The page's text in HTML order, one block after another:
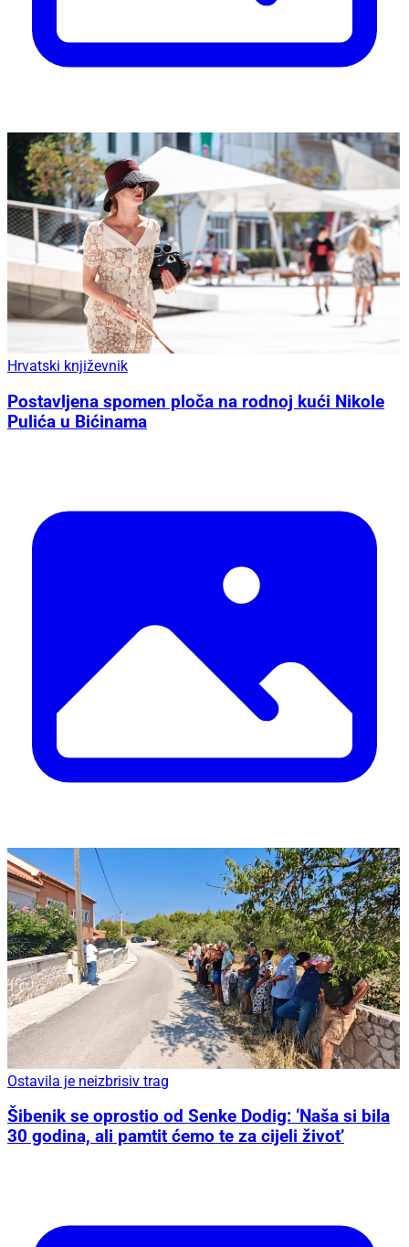
Hrvatski književnik
Postavljena spomen ploča na rodnoj kući Nikole
Pulića u Bićinama
Ostavila je neizbrisiv trag
Šibenik se oprostio od Senke Dodig: ‘Naša si bila
30 godina, ali pamtit ćemo te za cijeli život’